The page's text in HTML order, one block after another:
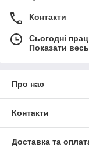
Контакти
Сьогодні
Показати
Про нас
Контакти
Доставка та